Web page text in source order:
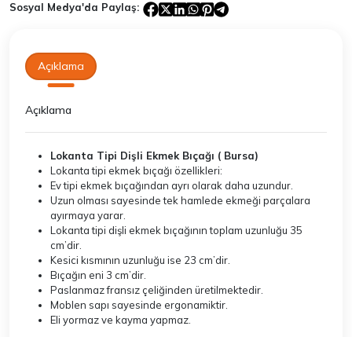
Sosyal Medya'da Paylaş:
Açıklama
Açıklama
Lokanta Tipi Dişli Ekmek Bıçağı ( Bursa)
Lokanta tipi ekmek bıçağı özellikleri:
Ev tipi ekmek bıçağından ayrı olarak daha uzundur.
Uzun olması sayesinde tek hamlede ekmeği parçalara
ayırmaya yarar.
Lokanta tipi dişli ekmek bıçağının toplam uzunluğu 35
cm’dir.
Kesici kısmının uzunluğu ise 23 cm’dir.
Bıçağın eni 3 cm’dir.
Paslanmaz fransız çeliğinden üretilmektedir.
Moblen sapı sayesinde ergonamiktir.
Eli yormaz ve kayma yapmaz.